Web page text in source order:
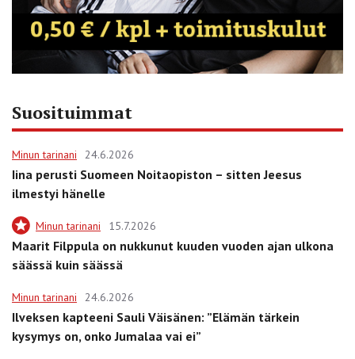
Suosituimmat
Minun tarinani 24.6.2026
Iina perusti Suomeen Noitaopiston – sitten Jeesus
ilmestyi hänelle
Minun tarinani 15.7.2026
Maarit Filppula on nukkunut kuuden vuoden ajan ulkona
säässä kuin säässä
Minun tarinani 24.6.2026
Ilveksen kapteeni Sauli Väisänen: ”Elämän tärkein
kysymys on, onko Jumalaa vai ei”